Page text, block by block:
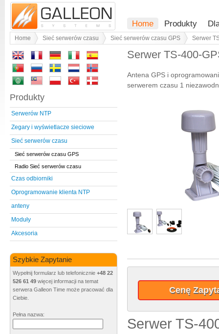
Home Produkty
Home Sieć serwerów czasu Sieć serwerów czasu GPS Serwer
Serwer TS-400-
Antena GPS i
serwerem czasu 1
Cenę
Serwer TS-
Produkty
Serwerów NTP
Zegary i wyświetlacze sieciowe
Sieć serwerów czasu
Sieć serwerów czasu GPS
Radio Sieć serwerów czasu
Czas odbiorniki
Oprogramowanie klienta NTP
anteny
Moduły
Akcesoria
Szybkie Zapytanie
Wypełnij formularz lub telefonicznie +48 22
526 61 49 więcej informacji na temat
serwera Galleon Time może pracować dla
Ciebie.
Pełna nazwa: